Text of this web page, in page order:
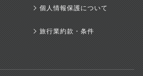
個人情報保護について
旅行業約款・条件